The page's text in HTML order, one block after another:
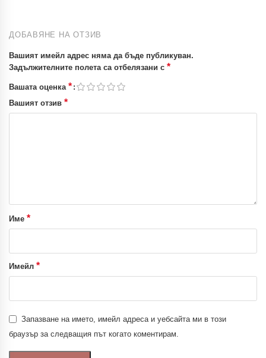
ДОБАВЯНЕ НА ОТЗИВ
Вашият имейл адрес няма да бъде публикуван.
Задължителните полета са отбелязани с *
Вашата оценка *
Вашият отзив *
Име *
Имейл *
Запазване на името, имейл адреса и уебсайта ми в този
браузър за следващия път когато коментирам.